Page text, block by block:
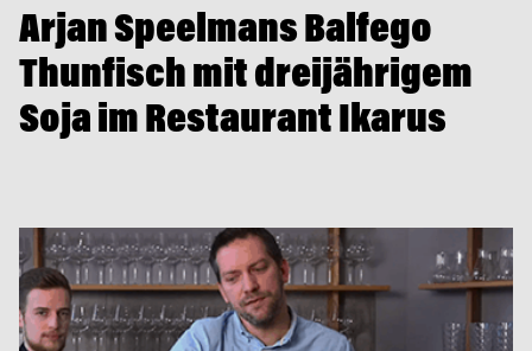
Arjan Speelmans Balfego
Thunfisch mit dreijährigem
Soja im Restaurant Ikarus